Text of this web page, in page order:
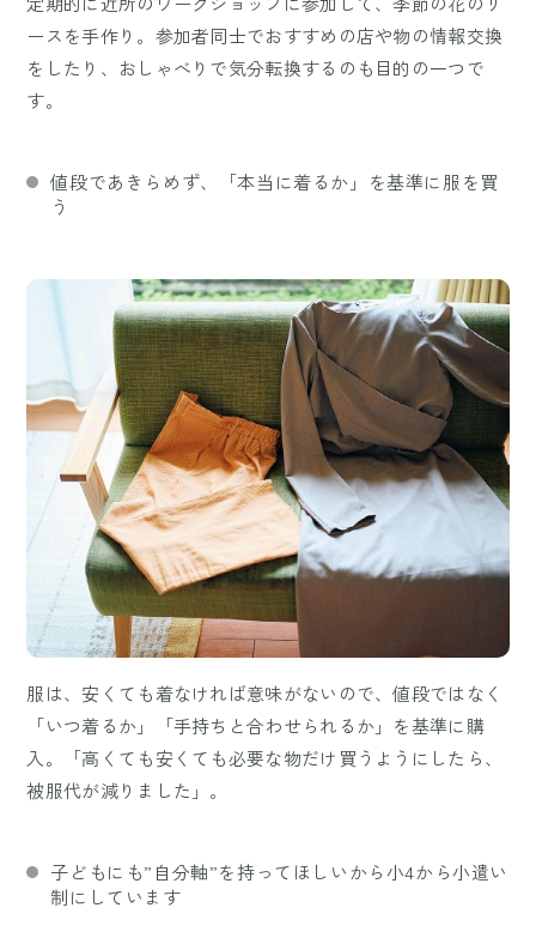
ースを手作り。参加者同士でおすすめの店や物の情報交換
をしたり、おしゃべりで気分転換するのも目的の一つで
す。
値段であきらめず、「本当に着るか」を基準に服を買
う
服は、安くても着なければ意味がないので、値段ではなく
「いつ着るか」「手持ちと合わせられるか」を基準に購
入。「高くても安くても必要な物だけ買うようにしたら、
被服代が減りました」。
子どもにも”自分軸”を持ってほしいから小4から小遣い
制にしています